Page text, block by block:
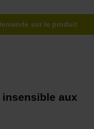
sur le produit
insensible aux